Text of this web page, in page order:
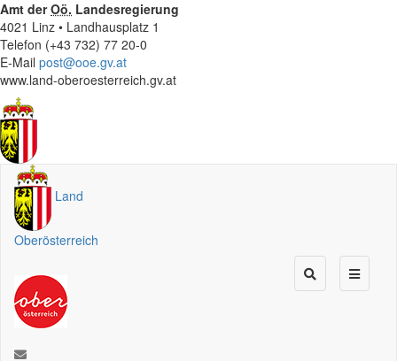
Amt derOö. Landesregierung
4021 Linz • Landhausplatz 1
Telefon (+43 732) 77 20-0
E-Mail post@ooe.gv.at
www.land-oberoesterreich.gv.at
Land
Oberösterreich